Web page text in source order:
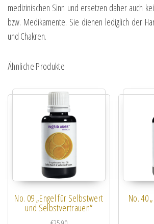
medizinischen Sinn und ersetzen daher auch
bzw. Medikamente. Sie dienen lediglich der
und Chakren.
Ähnliche Produkte
No. 09 „Engel für Selbstwert
und Selbstvertrauen“
No. 40